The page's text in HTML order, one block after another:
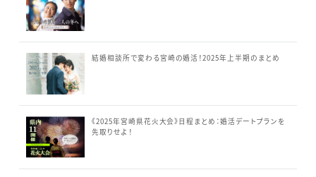
結婚相談所で変わる宮崎の婚活！2025年上半期のまとめ
《2025年宮崎県花火大会》日程まとめ：婚活デートプランを
先取りせよ！